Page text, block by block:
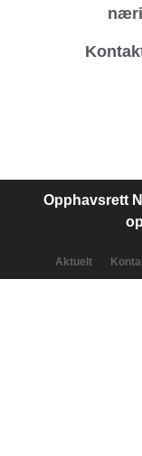
Opphavsrett
Aktuelt